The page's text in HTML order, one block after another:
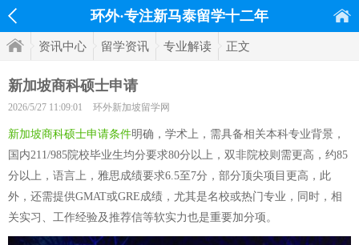
环外·专注新马泰留学十二年
资讯中心 留学资讯 专业解读 正文
新加坡商科硕士申请
2026/5/27 11:09:01 环外新加坡留学网
新加坡商科硕士申请条件明确，学术上，需具备相关本科专业背景，
国内211/985院校毕业生均分要求80分以上，双非院校则需更高，约85
分以上，语言上，雅思成绩要求6.5至7分，部分顶尖项目更高，此
外，还需提供GMAT或GRE成绩，尤其是名校或热门专业，同时，相
关实习、工作经验及推荐信等软实力也是重要加分项。